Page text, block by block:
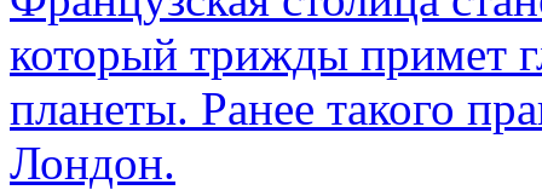
который трижды примет
планеты. Ранее такого
Лондон.